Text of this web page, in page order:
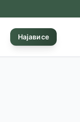
Најави се